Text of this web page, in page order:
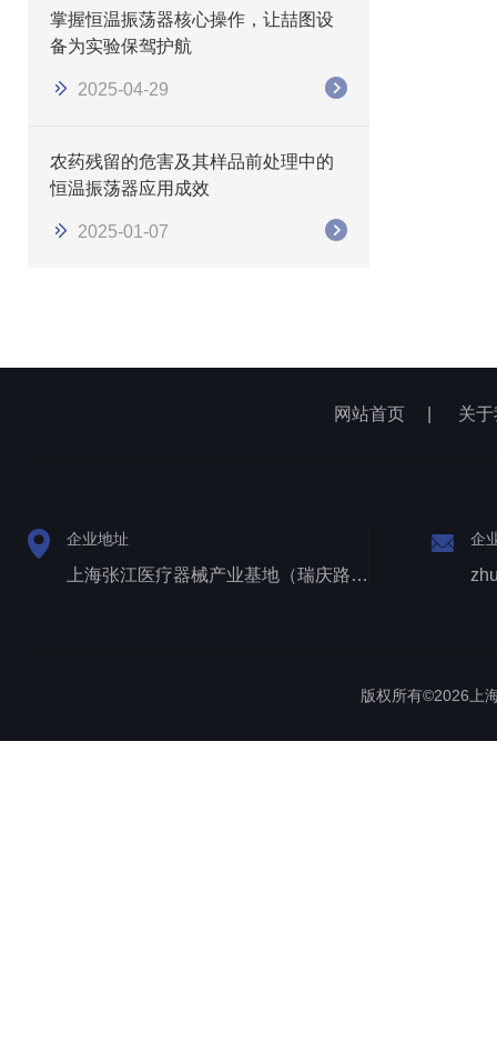
掌握恒温振荡器核心操作，让喆图设
备为实验保驾护航
2025-04-29
农药残留的危害及其样品前处理中的
恒温振荡器应用成效
2025-01-07
网站首页 关
企业地址
上海张江医疗器械产业基地（瑞庆路528号）
企
版权所有©2026